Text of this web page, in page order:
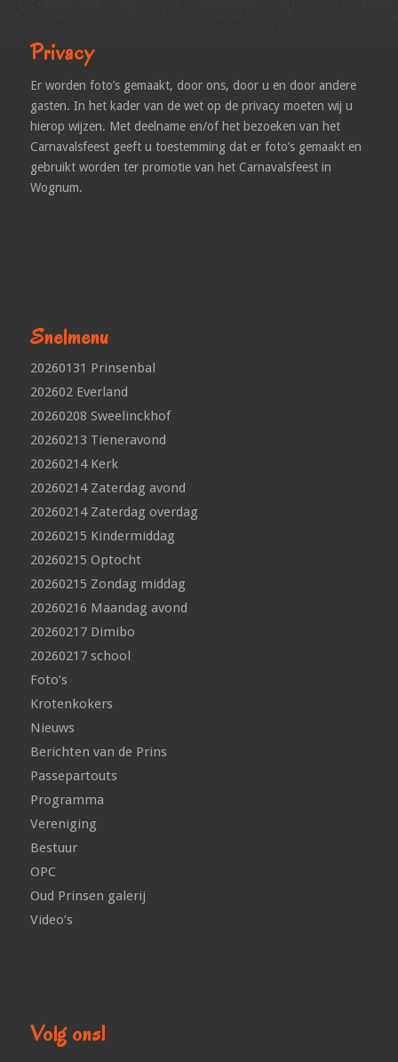
Privacy
Er worden foto’s gemaakt, door ons, door u en door andere
gasten. In het kader van de wet op de privacy moeten wij u
hierop wijzen. Met deelname en/of het bezoeken van het
Carnavalsfeest geeft u toestemming dat er foto’s gemaakt en
gebruikt worden ter promotie van het Carnavalsfeest in
Wognum.
Snelmenu
20260131 Prinsenbal
202602 Everland
20260208 Sweelinckhof
20260213 Tieneravond
20260214 Kerk
20260214 Zaterdag avond
20260214 Zaterdag overdag
20260215 Kindermiddag
20260215 Optocht
20260215 Zondag middag
20260216 Maandag avond
20260217 Dimibo
20260217 school
Foto’s
Krotenkokers
Nieuws
Berichten van de Prins
Passepartouts
Programma
Vereniging
Bestuur
OPC
Oud Prinsen galerij
Video’s
Volg ons!